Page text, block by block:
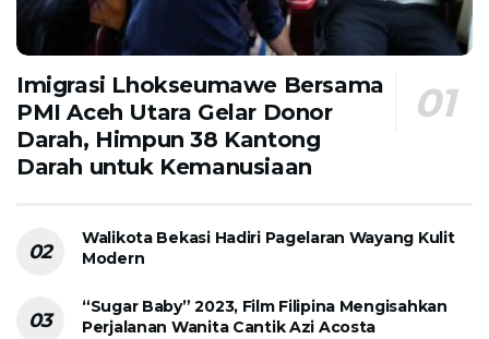
Imigrasi Lhokseumawe Bersama
PMI Aceh Utara Gelar Donor
Darah, Himpun 38 Kantong
Darah untuk Kemanusiaan
Walikota Bekasi Hadiri Pagelaran Wayang Kulit
Modern
“Sugar Baby” 2023, Film Filipina Mengisahkan
Perjalanan Wanita Cantik Azi Acosta